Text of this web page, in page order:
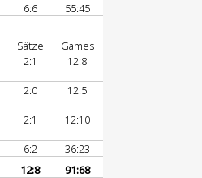
6:6
55:45
Sätze
Games
2:1
12:8
2:0
12:5
2:1
12:10
6:2
36:23
12:8 91:68